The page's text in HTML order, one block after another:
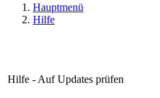
Hauptmenü
Hilfe
Hilfe - Auf Updates prüfen